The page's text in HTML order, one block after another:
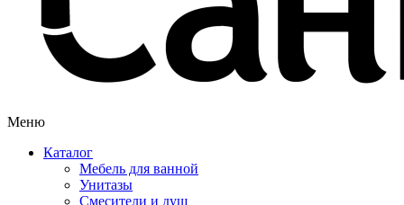
Меню
Каталог
Мебель для ванной
Унитазы
Смесители и душ